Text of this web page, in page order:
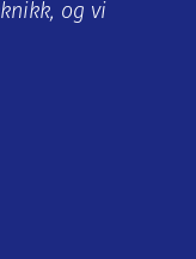
og vi